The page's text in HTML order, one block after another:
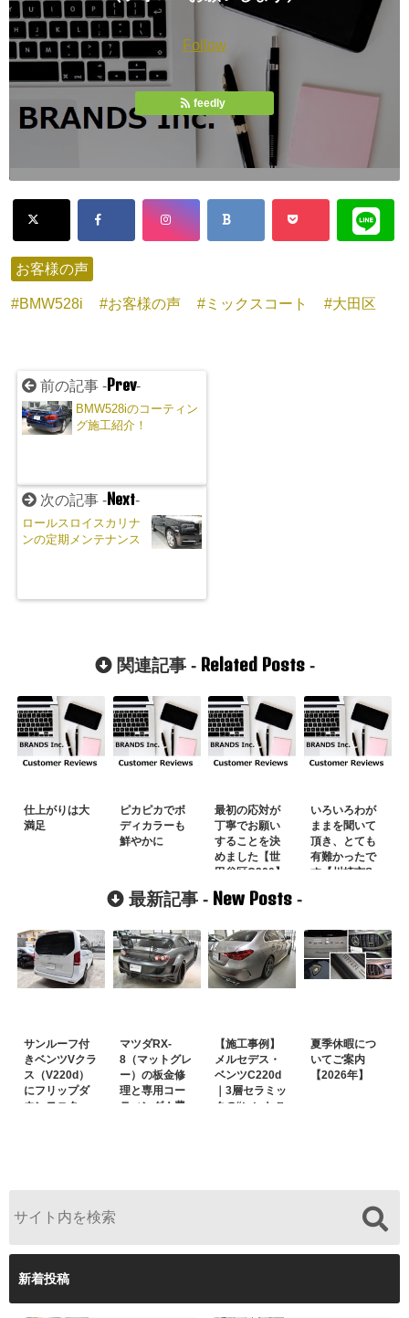
Follow
feedly
お客様の声
BMW528i お客様の声 ミックスコート 大田区
前の記事 - Prev-
BMW528iのコーティン
グ施工紹介！
次の記事 - Next-
ロールスロイスカリナ
ンの定期メンテナンス
関連記事 - Related Posts-
仕上がりは大
満足
ピカピカでボ
ディカラーも
鮮やかに
最初の応対が
丁寧でお願い
することを決
めました【世
田谷区C200】
いろいろわが
ままを聞いて
頂き、とても
有難かったで
す【川崎市S
最新記事 - New Posts -
サンルーフ付
きベンツVクラ
ス（V220d）
にフリップダ
ウンモニター
マツダRX-
8（マットグレ
ー）の板金修
理と専用コー
ティング！費
【施工事例】
メルセデス・
ベンツC220d
｜3層セラミッ
クの“いいとこ
夏季休暇につ
いてご案内
【2026年】
新着投稿